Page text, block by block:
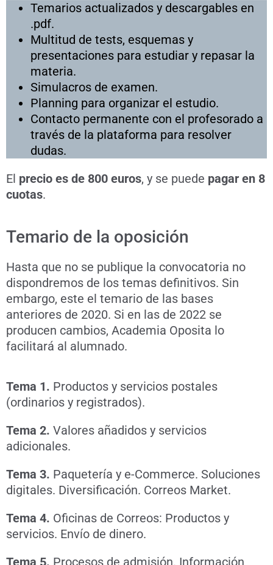
Temarios actualizados y descargables en
.pdf.
Multitud de tests, esquemas y
presentaciones para estudiar y repasar la
materia.
Simulacros de examen.
Planning para organizar el estudio.
Contacto permanente con el profesorado a
través de la plataforma para resolver
dudas.
El precio es de 800 euros, y se puede pagar en 8
cuotas.
Temario de la oposición
Hasta que no se publique la convocatoria no
dispondremos de los temas definitivos. Sin
embargo, este el temario de las bases
anteriores de 2020. Si en las de 2022 se
producen cambios, Academia Oposita lo
facilitará al alumnado.
Tema 1. Productos y servicios postales
(ordinarios y registrados).
Tema 2. Valores añadidos y servicios
adicionales.
Tema 3. Paquetería y e-Commerce. Soluciones
digitales. Diversificación. Correos Market.
Tema 4. Oficinas de Correos: Productos y
servicios. Envío de dinero.
Tema 5. Procesos de admisión. Información